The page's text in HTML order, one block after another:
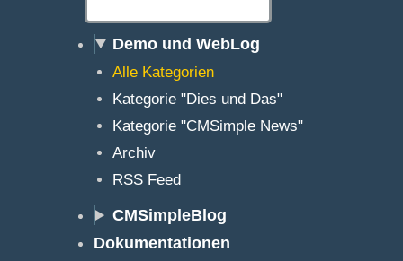
Demo und WebLog
Alle Kategorien
Kategorie "Dies und Das"
Kategorie "CMSimple News"
Archiv
RSS Feed
CMSimpleBlog
Dokumentationen